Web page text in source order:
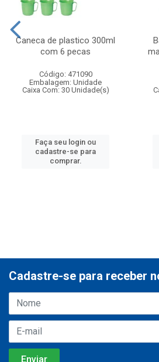
Caneca de plastico 300ml
com 6 pecas
Código: 471090
Embalagem: Unidade
Caixa Com: 30 Unidade(s)
Faça seu login ou
cadastre-se para
comprar.
Cadastre-se para receber